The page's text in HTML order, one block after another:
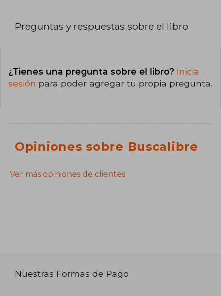
Preguntas y respuestas sobre el libro
¿Tienes una pregunta sobre el libro? Inicia
sesión para poder agregar tu propia pregunta.
Opiniones sobre Buscalibre
Ver más opiniones de clientes
Nuestras Formas de Pago